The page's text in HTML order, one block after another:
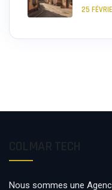
25
Nous sommes une